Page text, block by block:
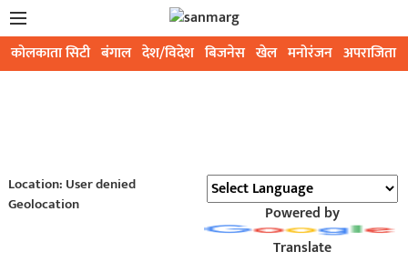
कोलकाता सिटी बंगाल देश/विदेश बिजनेस खेल मनोरंजन अपराजिता
Location: User denied
Geolocation
Powered by
Translate